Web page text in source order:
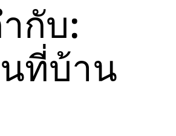
กับ:
ที่บ้าน